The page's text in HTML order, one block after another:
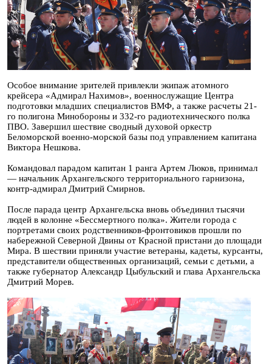
Особое внимание зрителей привлекли экипаж атомного
крейсера «Адмирал Нахимов», военнослужащие Центра
подготовки младших специалистов ВМФ, а также расчеты 21-
го полигона Минобороны и 332-го радиотехнического полка
ПВО. Завершил шествие сводный духовой оркестр
Беломорской военно-морской базы под управлением капитана
Виктора Нешкова.
Командовал парадом капитан 1 ранга Артем Люков, принимал
— начальник Архангельского территориального гарнизона,
контр-адмирал Дмитрий Смирнов.
После парада центр Архангельска вновь объединил тысячи
людей в колонне «Бессмертного полка». Жители города с
портретами своих родственников-фронтовиков прошли по
набережной Северной Двины от Красной пристани до площади
Мира. В шествии приняли участие ветераны, кадеты, курсанты,
представители общественных организаций, семьи с детьми, а
также губернатор Александр Цыбульский и глава Архангельска
Дмитрий Морев.